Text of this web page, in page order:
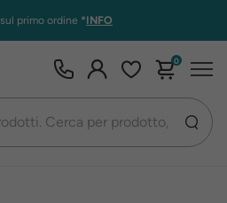
sul primo ordine *INFO
0